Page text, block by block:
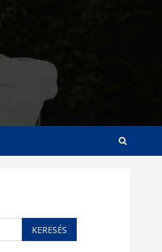
KERESÉS